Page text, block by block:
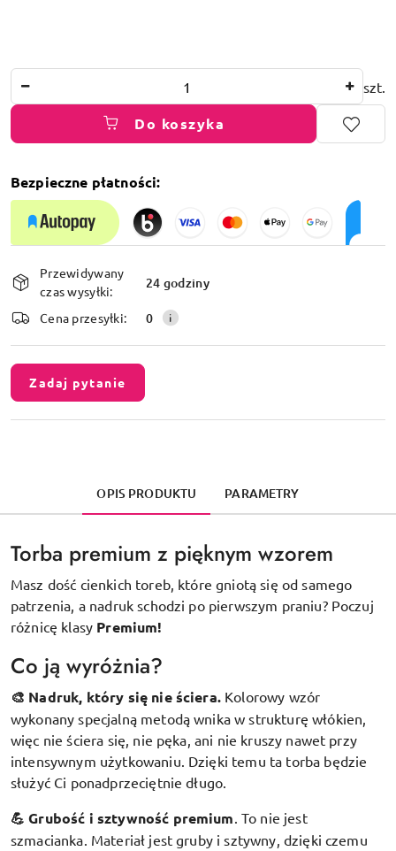
szt.
Do koszyka
Bezpieczne płatności:
i
dostawa
Przewidywany
czas wysyłki:
24 godziny
Cena przesyłki: 0
Zadaj pytanie
OPIS PRODUKTU PARAMETRY
Torba premium z pięknym wzorem
Masz dość cienkich toreb, które gniotą się od samego
patrzenia, a nadruk schodzi po pierwszym praniu? Poczuj
różnicę klasy Premium!
Co ją wyróżnia?
🎨 Nadruk, który się nie ściera. Kolorowy wzór
wykonany specjalną metodą wnika w strukturę włókien,
więc nie ściera się, nie pęka, ani nie kruszy nawet przy
intensywnym użytkowaniu. Dzięki temu ta torba będzie
służyć Ci ponadprzeciętnie długo.
💪 Grubość i sztywność premium. To nie jest
szmacianka. Materiał jest gruby i sztywny, dzięki czemu